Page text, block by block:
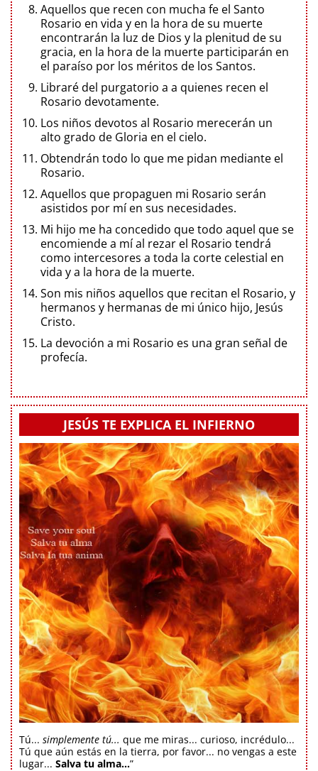
Aquellos que recen con mucha fe el Santo
Rosario en vida y en la hora de su muerte
encontrarán la luz de Dios y la plenitud de su
gracia, en la hora de la muerte participarán en
el paraíso por los méritos de los Santos.
Libraré del purgatorio a a quienes recen el
Rosario devotamente.
Los niños devotos al Rosario merecerán un
alto grado de Gloria en el cielo.
Obtendrán todo lo que me pidan mediante el
Rosario.
Aquellos que propaguen mi Rosario serán
asistidos por mí en sus necesidades.
Mi hijo me ha concedido que todo aquel que se
encomiende a mí al rezar el Rosario tendrá
como intercesores a toda la corte celestial en
vida y a la hora de la muerte.
Son mis niños aquellos que recitan el Rosario, y
hermanos y hermanas de mi único hijo, Jesús
Cristo.
La devoción a mi Rosario es una gran señal de
profecía.
JESÚS TE EXPLICA EL INFIERNO
Tú... simplemente tú... que me miras... curioso, incrédulo...
Tú que aún estás en la tierra, por favor... no vengas a este
lugar... Salva tu alma...”